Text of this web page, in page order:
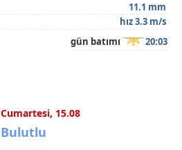
11.1 mm
hız 3.3 m/s
gün batımı 20:03
Cumartesi, 15.08
Bulutlu